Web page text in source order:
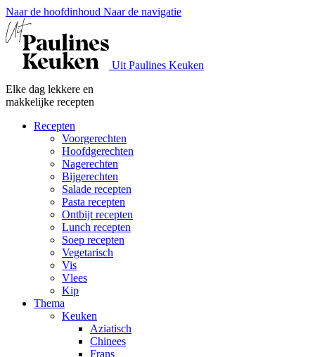
Naar de hoofdinhoud Naar de navigatie
Uit Paulines Keuken
Elke dag lekkere en
makkelijke recepten
Recepten
Voorgerechten
Hoofdgerechten
Nagerechten
Bijgerechten
Salade recepten
Pasta recepten
Ontbijt recepten
Lunch recepten
Soep recepten
Vegetarisch
Vis
Vlees
Kip
Thema
Keuken
Aziatisch
Chinees
Frans